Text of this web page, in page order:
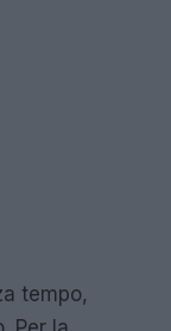
tempo,